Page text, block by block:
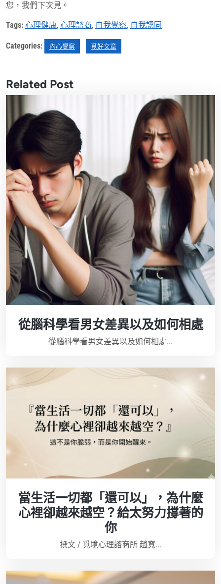
您，我們下次見。
Tags: 心理健康, 心理諮商, 自我覺察, 自我認同
Categories: 內心覺察 覓好文章
Related Post
從腦科學看男女差異以及如何相處
從腦科學看男女差異以及如何相處...
當生活一切都「還可以」，為什麼
心裡卻越來越空？給太努力撐著的
你
撰文 / 覓境心理諮商所 趙寬...